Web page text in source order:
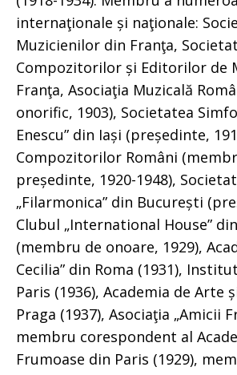
internaţionale și naţionale:
Muzicienilor din Franţa,
Compozitorilor și Editorilor de
Franţa, Asociaţia Muzicală
onorific, 1903), Societatea
Enescu” din Iași (președinte,
Compozitorilor Români
președinte, 1920-1948),
„Filarmonica” din București
Clubul „International House”
(membru de onoare, 1929),
Cecilia” din Roma (1931),
Paris (1936), Academia de Arte
Praga (1937), Asociaţia „Amicii
membru corespondent al
Frumoase din Paris (1929),